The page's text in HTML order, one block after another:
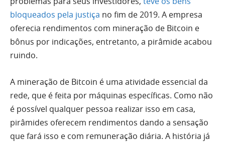
bloqueados pela justiça no fim de 2019. A empresa
oferecia rendimentos com mineração de Bitcoin e
bônus por indicações, entretanto, a pirâmide acabou
ruindo.
A mineração de Bitcoin é uma atividade essencial da
rede, que é feita por máquinas específicas. Como não
é possível qualquer pessoa realizar isso em casa,
pirâmides oferecem rendimentos dando a sensação
que fará isso e com remuneração diária. A história já